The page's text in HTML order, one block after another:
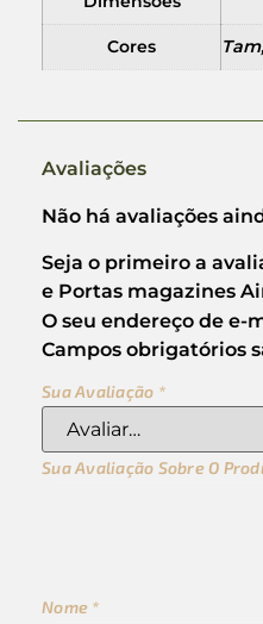
Cores
Avaliações
Não há avaliações
Seja o primeiro a
e Portas magazines
O seu endereço de e-
Campos obrigatórios
Sua Avaliação *
Sua Avaliação Sobre O
Nome *